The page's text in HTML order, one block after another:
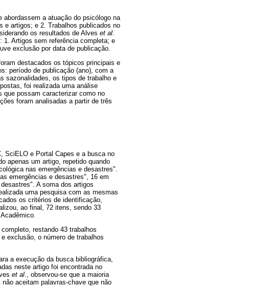
a atuação do psicólogo na
e artigos; e 2. Trabalhos publicados no
os resultados de Alves et al
1. Artigos sem referência completa; e
exclusão por data de publicação.
destacados os tópicos principais e
período de publicação (ano), com a
sazonalidades, os tipos de trabalho e
foi realizada uma análise
que possam caracterizar como no
foram analisadas a partir de três
SciELO e Portal Capes e a busca no
apenas um artigo, repetido quando
nas emergências e desastres".
emergências e desastres", 16 em
A soma dos artigos
uma pesquisa com as mesmas
os critérios de identificação,
ao final, 72 itens, sendo 33
restando 43 trabalhos
exclusão, o número de trabalhos
a execução da busca bibliográfica,
neste artigo foi encontrada no
et al., observou-se que a maioria
aceitam palavras-chave que não